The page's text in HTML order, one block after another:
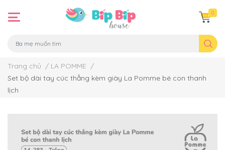
0
Trang chủ / LA POMME /
Set bộ dài tay cúc thẳng kèm giày La Pomme bé con thanh
lịch